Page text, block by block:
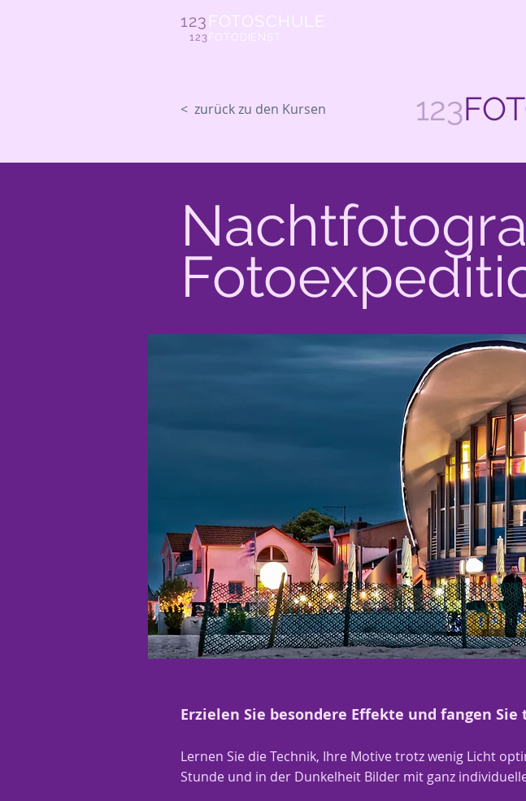
123 FOTOSCHULE
123 FOTODIENST
123
< zurück zu den Kursen
Erzielen Sie besondere Effekte und fangen
Lernen Sie die Technik, Ihre Motive trotz wenig Licht
Stunde und in der Dunkelheit Bilder mit ganz